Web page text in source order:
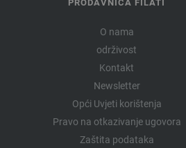
PRODAVNICA FILATI
O nama
održivost
Kontakt
Newsletter
Opći Uvjeti korištenja
Pravo na otkazivanje ugovora
Zaštita podataka